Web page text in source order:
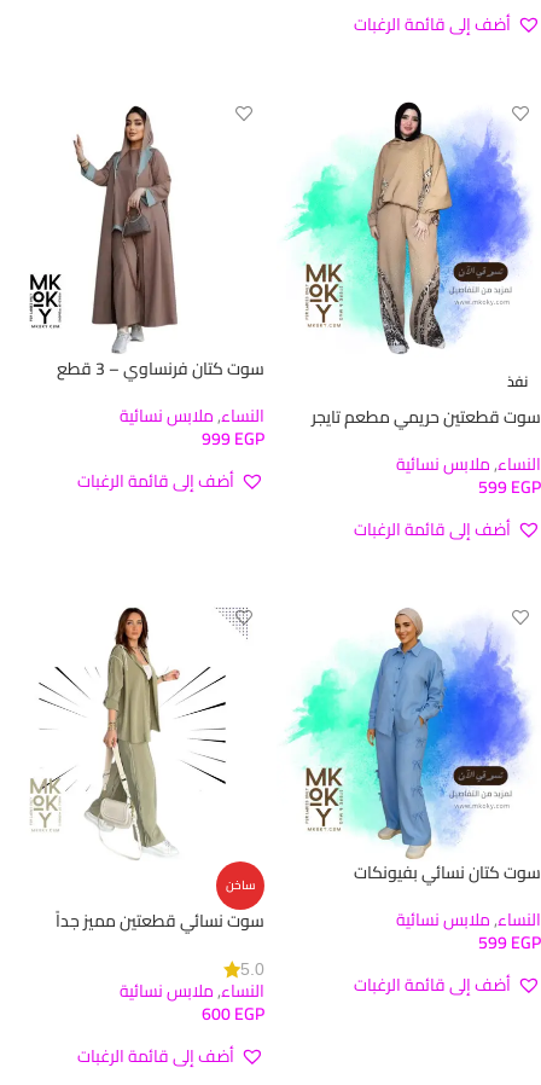
أضف إلى قائمة الرغبات
نفذ
سوت قطعتين حريمي مطعم تايجر
النساء,ملابس نسائية
599EGP
أضف إلى قائمة الرغبات
سوت كتان فرنساوي – 3 قطع
النساء,ملابس نسائية
999EGP
أضف إلى قائمة الرغبات
سوت كتان نسائي بفيونكات
النساء,ملابس نسائية
599EGP
أضف إلى قائمة الرغبات
ساخن
سوت نسائي قطعتين مميز جداً
5.0
النساء,ملابس نسائية
600EGP
أضف إلى قائمة الرغبات